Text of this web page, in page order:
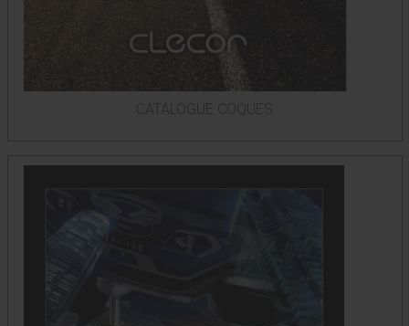
CATALOGUE COQUES